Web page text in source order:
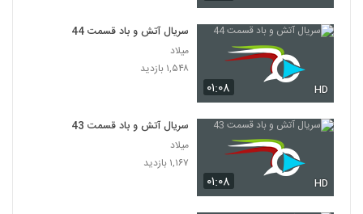
۰۱:۰۸ HD
سریال آتش و باد قسمت 44
میلاد
۱,۵۴۸ بازدید
۰۱:۰۸ HD
سریال آتش و باد قسمت 43
میلاد
۱,۱۶۷ بازدید